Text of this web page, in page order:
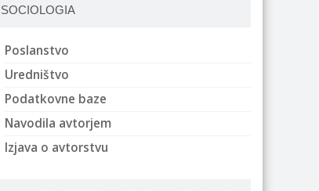
SOCIOLOGIA
Poslanstvo
Uredništvo
Podatkovne baze
Navodila avtorjem
Izjava o avtorstvu